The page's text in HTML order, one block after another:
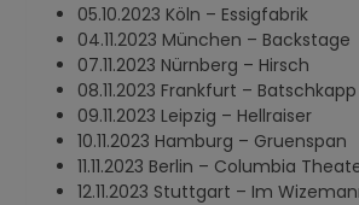
05.10.2023 Köln – Essigfabrik
04.11.2023 München – Backstage
07.11.2023 Nürnberg – Hirsch
08.11.2023 Frankfurt – Batschkapp
09.11.2023 Leipzig – Hellraiser
10.11.2023 Hamburg – Gruenspan
11.11.2023 Berlin – Columbia
12.11.2023 Stuttgart – Im